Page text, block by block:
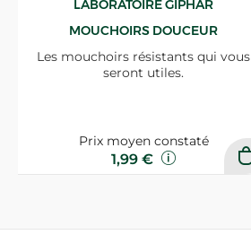
LABORATOIRE GIPHAR
MOUCHOIRS DOUCEUR
Les mouchoirs résistants qui vous
seront utiles.
Prix moyen constaté
1,99 €